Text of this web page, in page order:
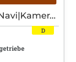
Hyundai i20 1.0 T-GDI Trend Navi|Kamera|Sitzheizung
D